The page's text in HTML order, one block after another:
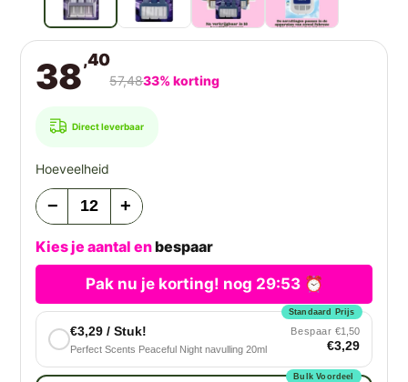
38,40
57,4833% korting
Direct leverbaar
Hoeveelheid
− +
Kies je aantal enbespaar
Pak nu je korting! nog 29:53 ⏰
Standaard Prijs
€3,29 / Stuk!
Perfect Scents Peaceful Night navulling 20ml
Bespaar €1,50
€3,29
Bulk Voordeel